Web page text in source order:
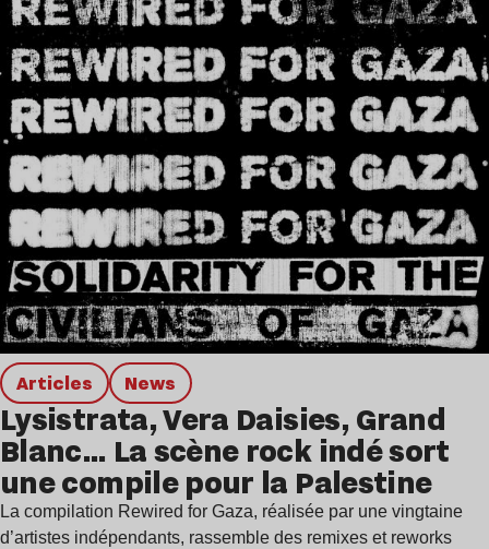
Articles news
Lysistrata, Vera Daisies, Grand
Blanc… La scène rock indé sort
une compile pour la Palestine
La compilation Rewired for Gaza, réalisée par une vingtaine
d’artistes indépendants, rassemble des remixes et reworks